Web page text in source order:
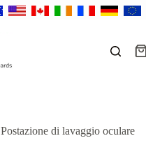
Postazione di lavaggio oculare